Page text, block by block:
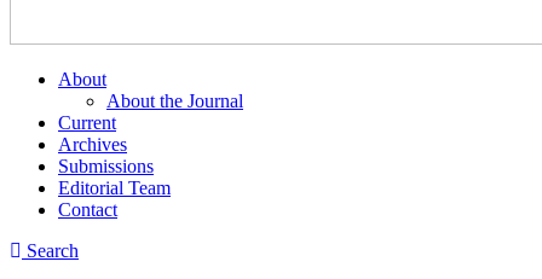
About
About the Journal
Current
Archives
Submissions
Editorial Team
Contact
Search